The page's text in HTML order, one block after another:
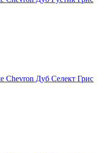
Chevron Дуб Селект Грис